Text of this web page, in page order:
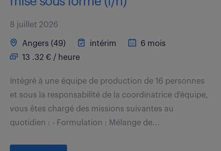
8 juillet 2026
Angers (49) intérim
6 mois
13 .32 € / heure
Intégré à une équipe de production de 16 personnes
et sous la responsabilité de la coordinatrice d'équipe,
vous êtes chargé des missions suivantes au
quotidien : - Formulation : Mélange de...